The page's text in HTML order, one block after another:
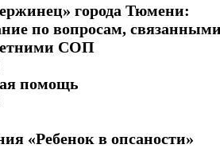
города Тюмени:
по вопросам,
СОП
помощь
«Ребенок в опсаности»